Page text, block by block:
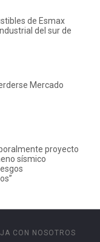
de Esmax
del sur de
Mercado
proyecto
sísmico
CON NOSOTROS